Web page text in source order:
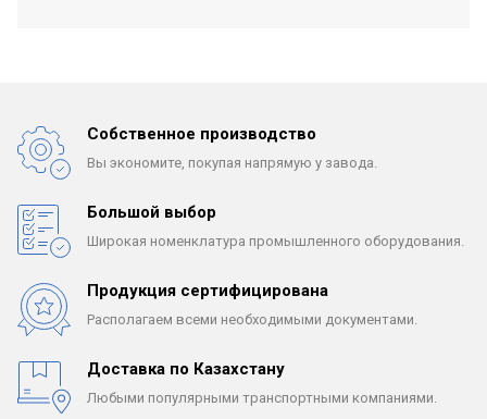
Собственное производство
Вы экономите, покупая напрямую у завода.
Большой выбор
Широкая номенклатура промышленного оборудования.
Продукция сертифицирована
Располагаем всеми необходимыми документами.
Доставка по Казахстану
Любыми популярными транспортными компаниями.